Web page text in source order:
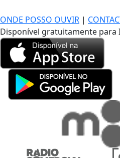
ONDE POSSO OUVIR |
Disponível gratuitamente para